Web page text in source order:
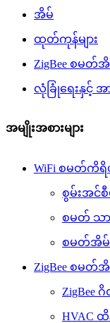
အိမ်
ထုတ်ကုန်များ
ZigBee စမတ်
လုံခြုံရေးနှင့် အ
အမျိုးအစားများ
WiFi စမတ်ကိ
စွမ်းအင်
စမတ် သ
စမတ်အိမ်
ZigBee စမ
ZigBee ဂိ
HVAC ထိ